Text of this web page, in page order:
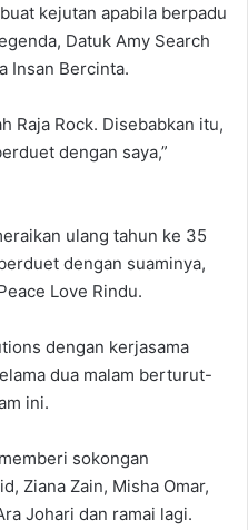
kejutan apabila berpadu
Datuk Amy Search
Insan Bercinta.
Raja Rock. Disebabkan itu,
dengan saya,”
ulang tahun ke 35
dengan suaminya,
Love Rindu.
dengan kerjasama
dua malam berturut-
ini.
sokongan
Ziana Zain, Misha Omar,
Johari dan ramai lagi.